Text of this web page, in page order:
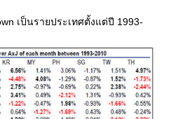
เป็นรายประเทศตั้งแต่ปี 1993-